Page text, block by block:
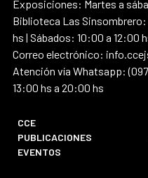
Exposiciones: Martes a
Biblioteca Las Sinsombrero:
hs | Sábados: 10:00 a 12:00
Correo electrónico:
Atención vía Whatsapp:
13:00 hs a 20:00 hs
CCE
PUBLICACIONES
EVENTOS